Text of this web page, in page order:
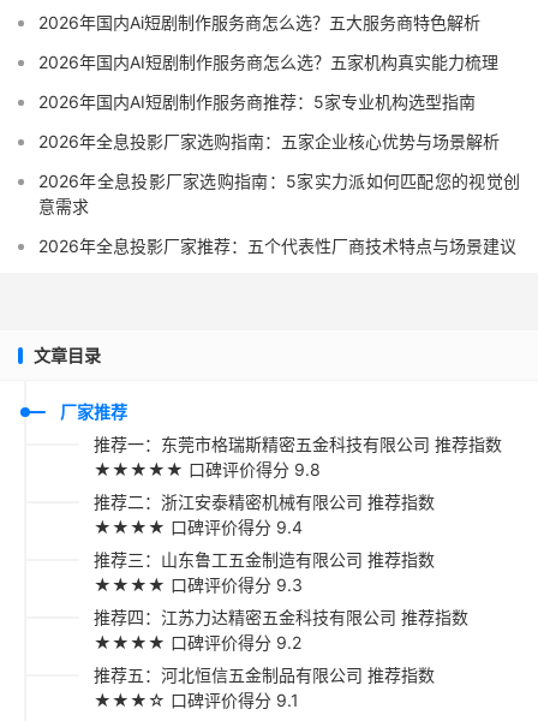
2026年国内Ai短剧制作服务商怎么选？五大服务商特色解析
2026年国内AI短剧制作服务商怎么选？五家机构真实能力梳理
2026年国内AI短剧制作服务商推荐：5家专业机构选型指南
2026年全息投影厂家选购指南：五家企业核心优势与场景解析
2026年全息投影厂家选购指南：5家实力派如何匹配您的视觉创
意需求
2026年全息投影厂家推荐：五个代表性厂商技术特点与场景建议
文章目录
厂家推荐
推荐一：东莞市格瑞斯精密五金科技有限公司 推荐指数
★★★★★ 口碑评价得分 9.8
推荐二：浙江安泰精密机械有限公司 推荐指数
★★★★ 口碑评价得分 9.4
推荐三：山东鲁工五金制造有限公司 推荐指数
★★★★ 口碑评价得分 9.3
推荐四：江苏力达精密五金科技有限公司 推荐指数
★★★★ 口碑评价得分 9.2
推荐五：河北恒信五金制品有限公司 推荐指数
★★★☆ 口碑评价得分 9.1